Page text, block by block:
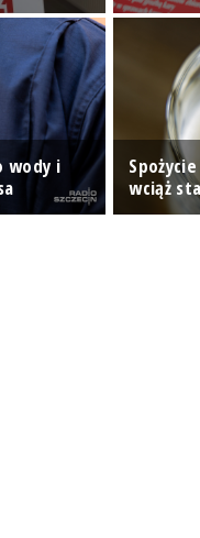
wody i
wciąż